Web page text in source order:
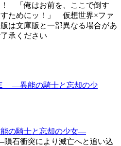
「俺はお前を、ここで倒す
ためにッ！」 仮想世界×ファ
は文庫版と一部異なる場合があ
承ください
の騎士と忘却の少女―
石衝突により滅亡へと追い込